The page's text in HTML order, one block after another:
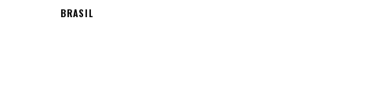
BRASIL